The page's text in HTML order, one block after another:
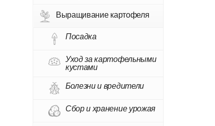
Выращивание картофеля
Посадка
Уход за картофельными
кустами
Болезни и вредители
Сбор и хранение урожая